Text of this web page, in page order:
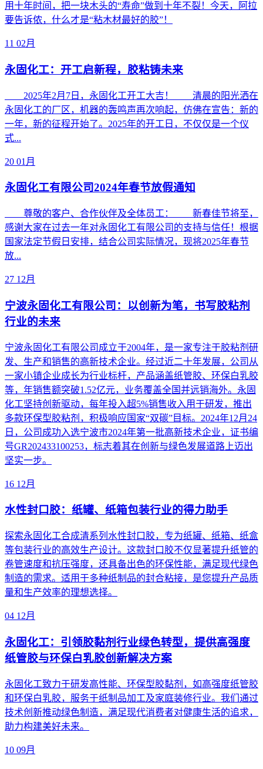
用十年时间，把一块木头的“寿命”做到十年不裂！今天，阿拉
要告诉侬，什么才是“粘木材最好的胶”！
11 02月
永固化工：开工启新程，胶粘铸未来
2025年2月7日，永固化工开工大吉！ 清晨的阳光洒在
永固化工的厂区，机器的轰鸣声再次响起，仿佛在宣告：新的
一年，新的征程开始了。2025年的开工日，不仅仅是一个仪
式...
20 01月
永固化工有限公司2024年春节放假通知
尊敬的客户、合作伙伴及全体员工： 新春佳节将至，
感谢大家在过去一年对永固化工有限公司的支持与信任！根据
国家法定节假日安排，结合公司实际情况，现将2025年春节
放...
27 12月
宁波永固化工有限公司：以创新为笔，书写胶粘剂
行业的未来
宁波永固化工有限公司成立于2004年，是一家专注于胶粘剂研
发、生产和销售的高新技术企业。经过近二十年发展，公司从
一家小镇企业成长为行业标杆，产品涵盖纸管胶、环保白乳胶
等，年销售额突破1.52亿元，业务覆盖全国并远销海外。永固
化工坚持创新驱动，每年投入超5%销售收入用于研发，推出
多款环保型胶粘剂，积极响应国家“双碳”目标。2024年12月24
日，公司成功入选宁波市2024年第一批高新技术企业，证书编
号GR202433100253，标志着其在创新与绿色发展道路上迈出
坚实一步。
16 12月
水性封口胶：纸罐、纸箱包装行业的得力助手
探索永固化工合成清系列水性封口胶，专为纸罐、纸箱、纸盒
等包装行业的高效生产设计。这款封口胶不仅显著提升纸管的
卷管速度和抗压强度，还具备出色的环保性能，满足现代绿色
制造的需求。适用于多种纸制品的封合粘接，是您提升产品质
量和生产效率的理想选择。
04 12月
永固化工：引领胶黏剂行业绿色转型，提供高强度
纸管胶与环保白乳胶创新解决方案
永固化工致力于研发高性能、环保型胶黏剂，如高强度纸管胶
和环保白乳胶，服务于纸制品加工及家庭装修行业。我们通过
技术创新推动绿色制造，满足现代消费者对健康生活的追求，
助力构建美好未来。
10 09月